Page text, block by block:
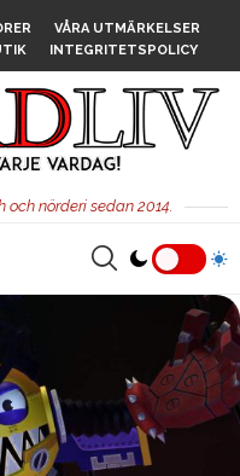
VÅRA UTMÄRKELSER
INTEGRITETSPOLICY
och nörderi sedan 2014.